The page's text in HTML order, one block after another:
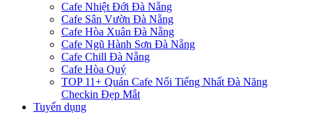
Cafe Nhiệt Đới Đà Nẵng
Cafe Sân Vườn Đà Nẵng
Cafe Hòa Xuân Đà Nẵng
Cafe Ngũ Hành Sơn Đà Nẵng
Cafe Chill Đà Nẵng
Cafe Hòa Quý
TOP 11+ Quán Cafe Nổi Tiếng Nhất Đà Năng
Checkin Đẹp Mắt
Tuyển dụng